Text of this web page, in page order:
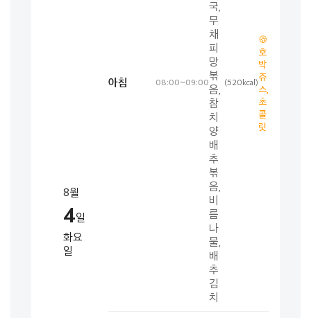
8월
4일
화요
일
아침 08:00~09:00
국,
무
채
피
망
볶
음,
참
치
양
배
추
볶
음,
비
름
나
물,
배
추
김
치
(520kcal)
🍪
호
박
쥬
스,
초
콜
릿